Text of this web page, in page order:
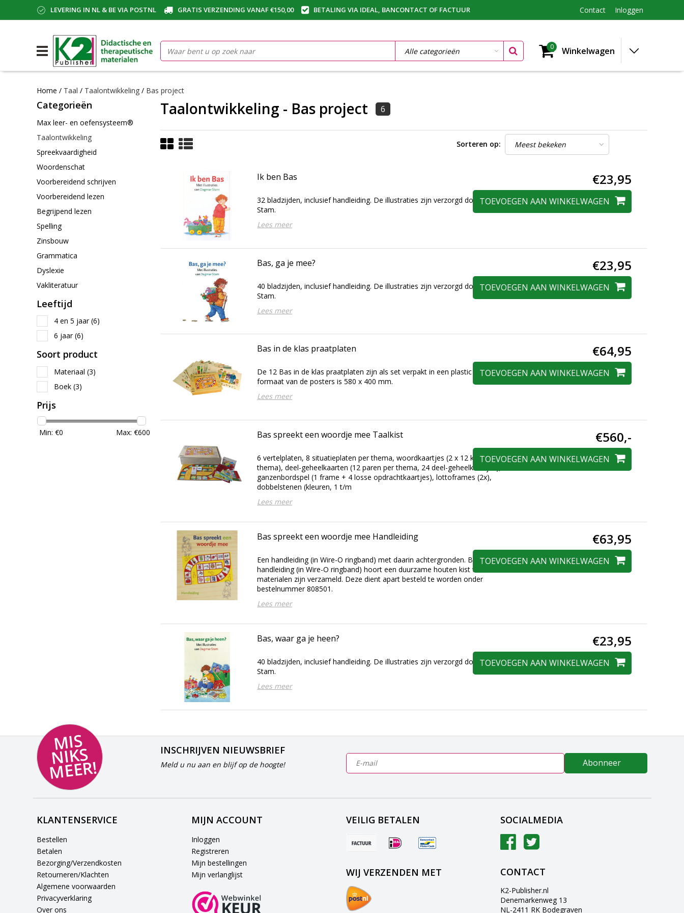
LEVERING IN NL & BE VIA POSTNL GRATIS VERZENDING VANAF €150,00 BETALING VIA IDEAL, BANCONTACT OF FACTUUR Contact Inloggen
0 Winkelwagen
Home / Taal / Taalontwikkeling / Bas project
Categorieën
Max leer- en oefensysteem®
Taalontwikkeling
Spreekvaardigheid
Woordenschat
Voorbereidend schrijven
Voorbereidend lezen
Begrijpend lezen
Spelling
Zinsbouw
Grammatica
Dyslexie
Vakliteratuur
Leeftijd
4 en 5 jaar(6)
6 jaar(6)
Soort product
Materiaal (3)
Boek (3)
Prijs
Min: €0 Max: €600
Taalontwikkeling - Bas project 6
Sorteren op:
Ik ben Bas
32 bladzijden, inclusief handleiding. De illustraties zijn verzorgd door Dagmar
Stam.
Lees meer
€23,95
TOEVOEGEN AAN WINKELWAGEN
Bas, ga je mee?
40 bladzijden, inclusief handleiding. De illustraties zijn verzorgd door Dagmar
Stam.
Lees meer
€23,95
TOEVOEGEN AAN WINKELWAGEN
Bas in de klas praatplaten
De 12 Bas in de klas praatplaten zijn als set verpakt in een plastic koffer, het
formaat van de posters is 580 x 400 mm.
Lees meer
€64,95
TOEVOEGEN AAN WINKELWAGEN
Bas spreekt een woordje mee Taalkist
6 vertelplaten, 8 situatieplaten per thema, woordkaartjes (2 x 12 kaartjes bij elk
thema), deel-geheelkaarten (12 paren per thema, 24 deel-geheelkaartjes),
ganzenbordspel (1 frame + 4 losse opdrachtkaartjes), lottoframes (2x),
dobbelstenen (kleuren, 1 t/m
Lees meer
€560,-
TOEVOEGEN AAN WINKELWAGEN
Bas spreekt een woordje mee Handleiding
Een handleiding (in Wire-O ringband) met daarin achtergronden. Bij deze
handleiding (in Wire-O ringband) hoort een duurzame houten kist waarin alle
materialen zijn verzameld. Deze dient apart besteld te worden onder
bestelnummer 808501.
Lees meer
€63,95
TOEVOEGEN AAN WINKELWAGEN
Bas, waar ga je heen?
40 bladzijden, inclusief handleiding. De illustraties zijn verzorgd door Dagmar
Stam.
Lees meer
€23,95
TOEVOEGEN AAN WINKELWAGEN
MI
S
NI
K
S
M
E
E
R!
INSCHRIJVEN NIEUWSBRIEF
Meld u nu aan en blijf op de hoogte! Abonneer
KLANTENSERVICE
Bestellen
Betalen
Bezorging/Verzendkosten
Retourneren/Klachten
Algemene voorwaarden
Privacyverklaring
Over ons
MIJN ACCOUNT
Inloggen
Registreren
Mijn bestellingen
Mijn verlanglijst
VEILIG BETALEN
WIJ VERZENDEN MET
SOCIALMEDIA
CONTACT
K2-Publisher.nl
Denemarkenweg 13
NL-2411 RK Bodegraven